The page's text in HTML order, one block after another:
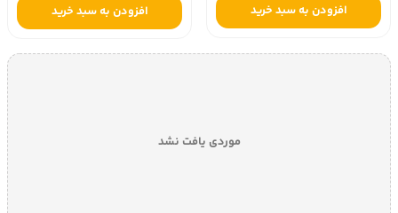
افزودن به سبد خرید افزودن به سبد خرید
موردی یافت نشد